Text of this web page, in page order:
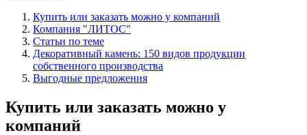
Купить или заказать можно у компаний
Компания "ЛИТОС"
Статьи по теме
Декоративный камень: 150 видов продукции
собственного производства
Выгодные предложения
Купить или заказать можно у
компаний